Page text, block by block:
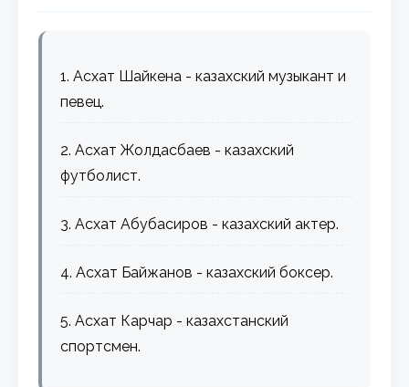
1. Асхат Шайкена - казахский музыкант и
певец.
2. Асхат Жолдасбаев - казахский
футболист.
3. Асхат Абубасиров - казахский актер.
4. Асхат Байжанов - казахский боксер.
5. Асхат Карчар - казахстанский
спортсмен.